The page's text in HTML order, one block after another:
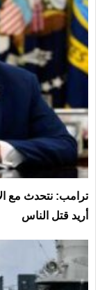
ترامب: نتحدث مع
أريد قتل الناس